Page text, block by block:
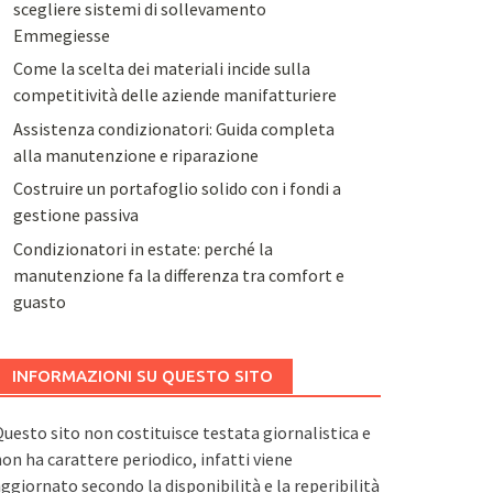
scegliere sistemi di sollevamento
Emmegiesse
Come la scelta dei materiali incide sulla
competitività delle aziende manifatturiere
Assistenza condizionatori: Guida completa
alla manutenzione e riparazione
Costruire un portafoglio solido con i fondi a
gestione passiva
Condizionatori in estate: perché la
manutenzione fa la differenza tra comfort e
guasto
INFORMAZIONI SU QUESTO SITO
sito non costituisce testata giornalistica e
ha carattere periodico, infatti viene
secondo la disponibilità e la reperibilità